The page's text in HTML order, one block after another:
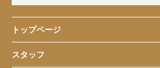
トップページ
スタッフ